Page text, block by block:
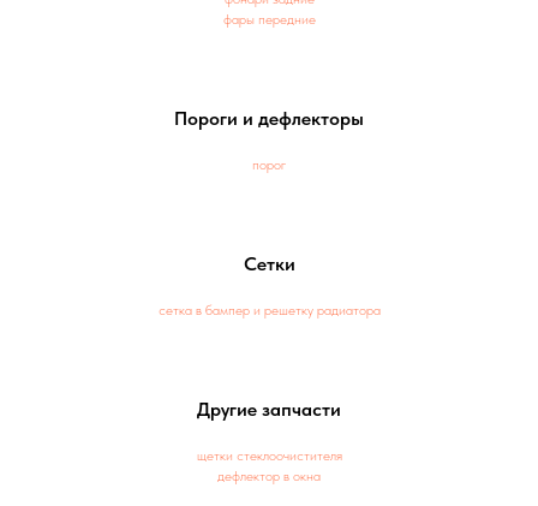
фары передние
Пороги и дефлекторы
порог
Сетки
сетка в бампер и решетку радиатора
Другие запчасти
щетки стеклоочистителя
дефлектор в окна